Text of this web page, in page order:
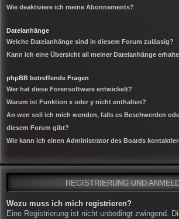
Wie deaktiviere ich meine Abonnements?
Dateianhänge
Welche Dateianhänge sind in diesem Forum zulässig?
Kann ich eine Übersicht all meiner Dateianhänge
phpBB betreffende Fragen
Wer hat diese Forensoftware entwickelt?
Warum ist Funktion x oder y nicht enthalten?
An wen soll ich mich wenden, falls es Beschwerden
diesem Forum gibt?
Wie kann ich einen Administrator des Boards
REGISTRIERUNG UND
Wozu muss ich mich registrieren?
Eine Registrierung ist nicht unbedingt zwingend.